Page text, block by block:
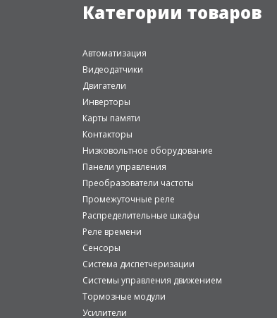
Категории товаров
Автоматизация
Видеодатчики
Двигатели
Инверторы
Карты памяти
Контакторы
Низковольтное оборудование
Панели управления
Преобразователи частоты
Промежуточные реле
Распределительные шкафы
Реле времени
Сенсоры
Система диспетчеризации
Системы управления движением
Тормозные модули
Усилители